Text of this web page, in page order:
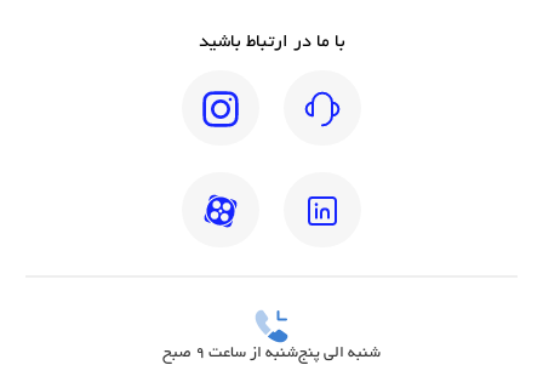
با ما در ارتباط باشید
شنبه الی پنج‌شنبه از ساعت 9 صبح